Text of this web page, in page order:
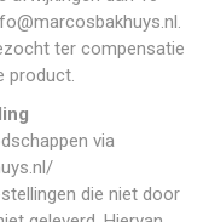
ter compensatie
product.
via
die niet door